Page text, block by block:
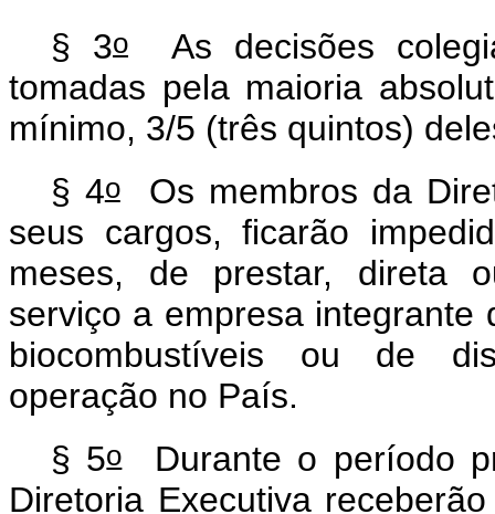
§ 3o
As decisões
tomadas pela maioria
mínimo, 3/5 (três quintos)
§ 4oOs membros da
seus cargos, ficarão
meses, de prestar, direta
serviço a empresa
biocombustíveis ou de
operação no País.
§ 5oDurante o período
Diretoria Executiva